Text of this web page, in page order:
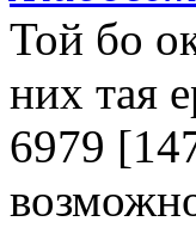
Той бо
них тая
6979